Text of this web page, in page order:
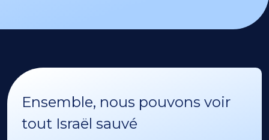
Ensemble, nous pouvons voir
tout Israël sauvé